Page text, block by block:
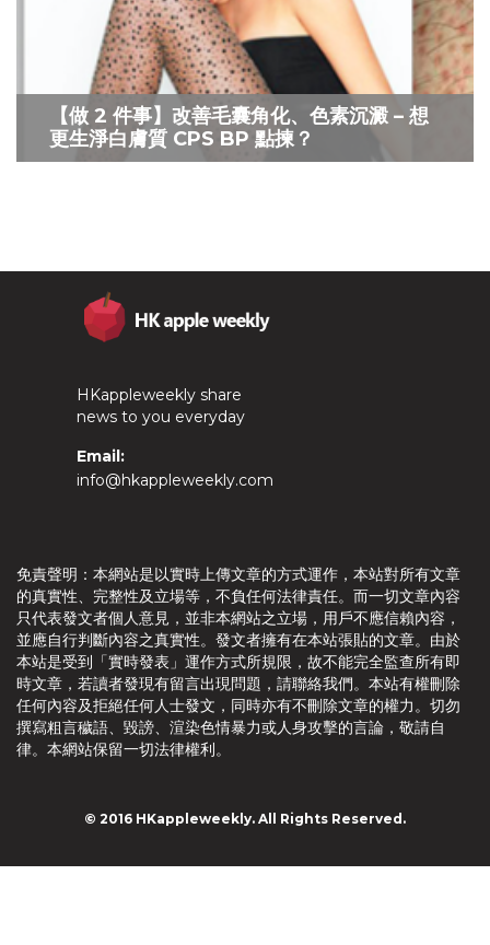
【做 2 件事】改善毛囊角化、色素沉澱 – 想
更生淨白膚質 CPS BP 點揀？
HKappleweekly share
news to you everyday
Email:
info@hkappleweekly.com
免責聲明：本網站是以實時上傳文章的方式運作，本站對所有文章
的真實性、完整性及立場等，不負任何法律責任。而一切文章內容
只代表發文者個人意見，並非本網站之立場，用戶不應信賴內容，
並應自行判斷內容之真實性。發文者擁有在本站張貼的文章。由於
本站是受到「實時發表」運作方式所規限，故不能完全監查所有即
時文章，若讀者發現有留言出現問題，請聯絡我們。本站有權刪除
任何內容及拒絕任何人士發文，同時亦有不刪除文章的權力。切勿
撰寫粗言穢語、毀謗、渲染色情暴力或人身攻擊的言論，敬請自
律。本網站保留一切法律權利。
© 2016 HKappleweekly. All Rights Reserved.